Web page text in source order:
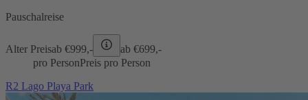
Pauschalreise
Alter Preisab €999,- ab €699,-
pro PersonPreis pro Person
R2 Lago Playa Park